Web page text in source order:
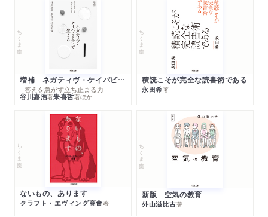
ちくま文庫
増補 ネガティヴ・ケイパビリティで生きる
─答えを急がず立ち止まる力
谷川嘉浩著朱喜哲著ほか
ちくま文庫
積読こそが完全な読書術である
永田希著
ちくま文庫
ないもの、あります
クラフト・エヴィング商會著
ちくま文庫
新版 空気の教育
外山滋比古著